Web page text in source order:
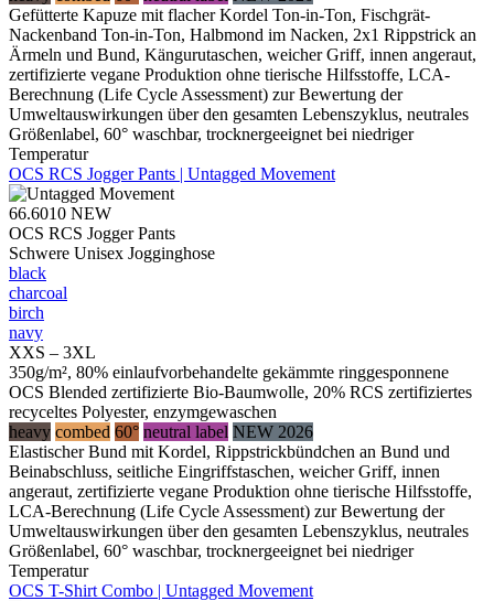
Gefütterte Kapuze mit flacher Kordel Ton-in-Ton, Fischgrät-
Nackenband Ton-in-Ton, Halbmond im Nacken, 2x1 Rippstrick an
Ärmeln und Bund, Kängurutaschen, weicher Griff, innen angeraut,
zertifizierte vegane Produktion ohne tierische Hilfsstoffe, LCA-
Berechnung (Life Cycle Assessment) zur Bewertung der
Umweltauswirkungen über den gesamten Lebenszyklus, neutrales
Größenlabel, 60° waschbar, trocknergeeignet bei niedriger
Temperatur
OCS RCS Jogger Pants | Untagged Movement
66.6010 NEW
OCS RCS Jogger Pants
Schwere Unisex Jogginghose
black
charcoal
birch
navy
XXS – 3XL
350g/m², 80% einlaufvorbehandelte gekämmte ringgesponnene
OCS Blended zertifizierte Bio-Baumwolle, 20% RCS zertifiziertes
recyceltes Polyester, enzymgewaschen
heavy combed 60° neutral label NEW 2026
Elastischer Bund mit Kordel, Rippstrickbündchen an Bund und
Beinabschluss, seitliche Eingriffstaschen, weicher Griff, innen
angeraut, zertifizierte vegane Produktion ohne tierische Hilfsstoffe,
LCA-Berechnung (Life Cycle Assessment) zur Bewertung der
Umweltauswirkungen über den gesamten Lebenszyklus, neutrales
Größenlabel, 60° waschbar, trocknergeeignet bei niedriger
Temperatur
OCS T-Shirt Combo | Untagged Movement